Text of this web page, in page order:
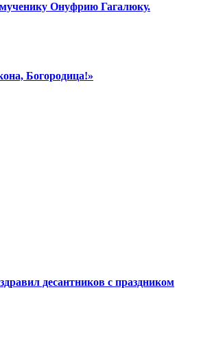
Онуфрию Гагалюку.
Богородица!»
десантников с праздником